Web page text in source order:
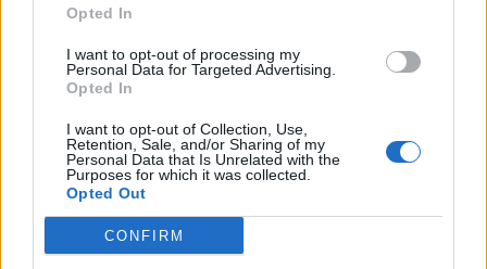
Opted In
I want to opt-out of processing my
Personal Data for Targeted Advertising.
Opted In
I want to opt-out of Collection, Use,
Retention, Sale, and/or Sharing of my
Personal Data that Is Unrelated with the
Purposes for which it was collected.
Opted Out
CONFIRM
Ειδήσεις 5-8-2026